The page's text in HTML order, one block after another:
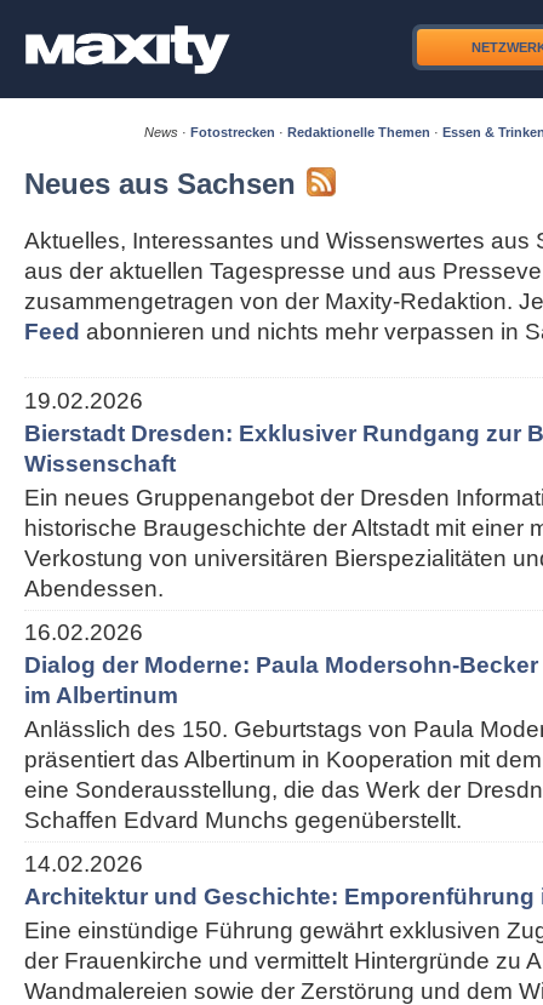
News· Fotostrecken · Redaktionelle Themen · Essen &
Neues aus Sachsen
Aktuelles, Interessantes und Wissenswertes aus
aus der aktuellen Tagespresse und aus
zusammengetragen von der Maxity-Redaktion.
Feed abonnieren und nichts mehr verpassen in
19.02.2026
Bierstadt Dresden: Exklusiver Rundgang zur
Wissenschaft
Ein neues Gruppenangebot der Dresden
historische Braugeschichte der Altstadt mit einer
Verkostung von universitären Bierspezialitäten
Abendessen.
16.02.2026
Dialog der Moderne: Paula Modersohn-
im Albertinum
Anlässlich des 150. Geburtstags von Paula
präsentiert das Albertinum in Kooperation mit
eine Sonderausstellung, die das Werk der
Schaffen Edvard Munchs gegenüberstellt.
14.02.2026
Architektur und Geschichte: Emporenführung
Eine einstündige Führung gewährt exklusiven
der Frauenkirche und vermittelt Hintergründe zu
Wandmalereien sowie der Zerstörung und dem